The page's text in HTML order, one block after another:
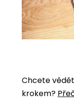
Chcete
krokem?